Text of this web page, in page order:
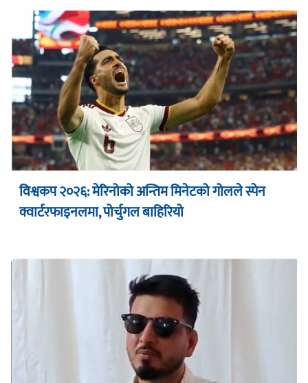
विश्वकप २०२६: मेरिनोको अन्तिम मिनेटको गोलले स्पेन
क्वार्टरफाइनलमा, पोर्चुगल बाहिरियो